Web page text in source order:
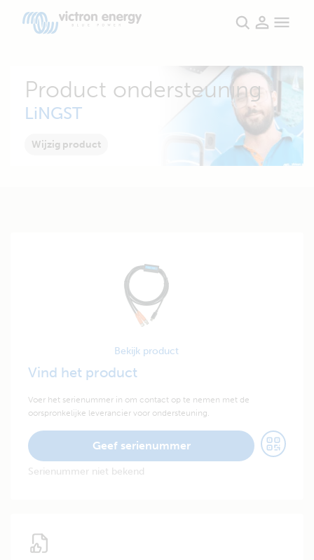
Product ondersteuning
LiNGST
Wijzig product
Bekijk product
Vind het product
Voer het serienummer in om contact op te nemen met de
oorspronkelijke leverancier voor ondersteuning.
Geef serienummer
Serienummer niet bekend